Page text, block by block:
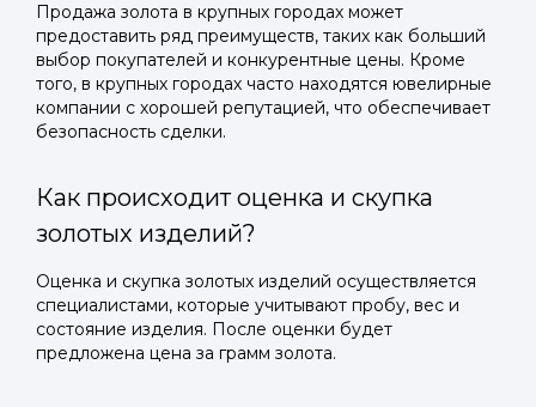
Продажа золота в крупных городах может
предоставить ряд преимуществ, таких как больший
выбор покупателей и конкурентные цены. Кроме
того, в крупных городах часто находятся ювелирные
компании с хорошей репутацией, что обеспечивает
безопасность сделки.
Как происходит оценка и скупка
золотых изделий?
Оценка и скупка золотых изделий осуществляется
специалистами, которые учитывают пробу, вес и
состояние изделия. После оценки будет
предложена цена за грамм золота.